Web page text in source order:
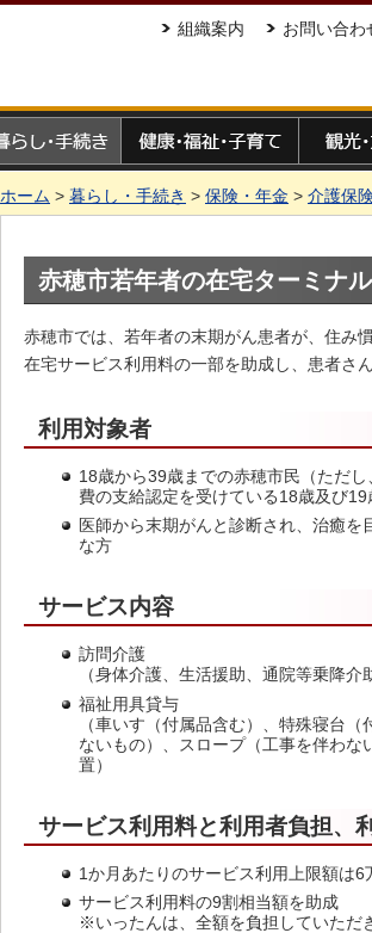
組織案内 お問い合わ
ホーム > 暮らし・手続き > 保険・年金 > 介護保
赤穂市若年者の在宅ターミナ
赤穂市では、若年者の末期がん患者が、住み
在宅サービス利用料の一部を助成し、患者さ
利用対象者
18歳から39歳までの赤穂市民（ただ
費の支給認定を受けている18歳及び19
医師から末期がんと診断され、治癒
な方
サービス内容
訪問介護
（身体介護、生活援助、通院等乗降介
福祉用具貸与
（車いす（付属品含む）、特殊寝台
ないもの）、スロープ（工事を伴わ
置）
サービス利用料と利用者負担、
1か月あたりのサービス利用上限額は6
サービス利用料の9割相当額を助成
※いったんは、全額を負担していただ